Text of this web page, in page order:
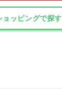
ッピングで探す